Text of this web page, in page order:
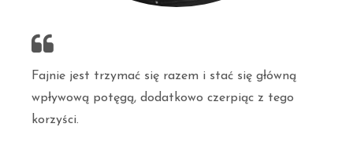
Fajnie jest trzymać się razem i stać się główną
wpływową potęgą, dodatkowo czerpiąc z tego
korzyści.